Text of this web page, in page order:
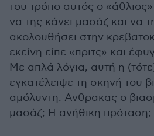
του τρόπο αυτός ο
να της κάνει μασάζ και να
ακολουθήσει στην
εκείνη είπε «πριτς» και
Με απλά λόγια, αυτή η
εγκατέλειψε τη σκηνή του
αμόλυντη. Ανθρακας ο
μασάζ; Η ανήθικη πρόταση;